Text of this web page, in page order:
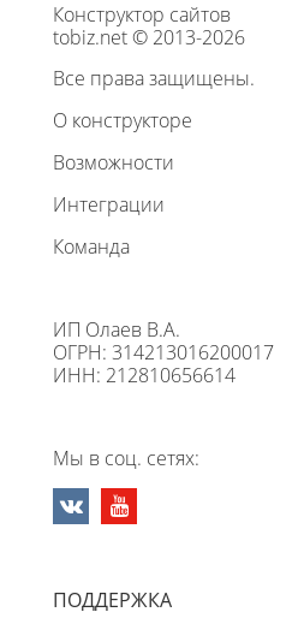
Конструктор сайтов
tobiz.net © 2013-2026
Все права защищены.
О конструкторе
Возможности
Интеграции
Команда
ИП Олаев В.А.
ОГРН: 314213016200017
ИНН: 212810656614
Мы в соц. сетях:
ПОДДЕРЖКА